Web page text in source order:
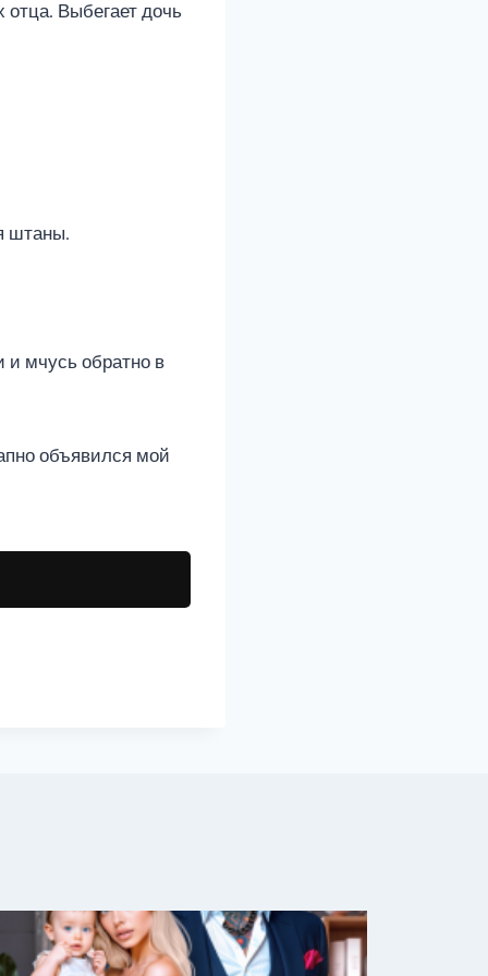
отца. Выбегает дочь
штаны.
и мчусь обратно в
объявился мой